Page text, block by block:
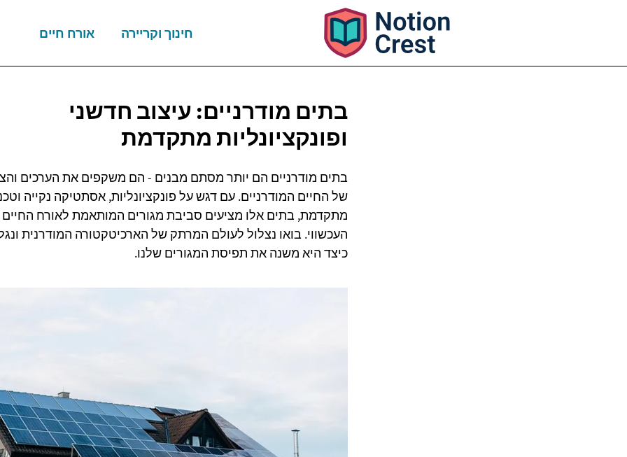
אורח חיים חינוך וקריירה
בתים מודרניים: עיצוב חדשני
ופונקציונליות מתקדמת
בתים מודרניים הם יותר מסתם מבנים - הם משקפים את הערכים
של החיים המודרניים. עם דגש על פונקציונליות, אסתטיקה נקייה
מתקדמת, בתים אלו מציעים סביבת מגורים המותאמת לאורח החיים
העכשווי. בואו נצלול לעולם המרתק של הארכיטקטורה המודרנית
כיצד היא משנה את תפיסת המגורים שלנו.